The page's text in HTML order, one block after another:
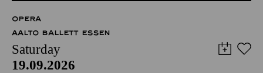
OPERA
AALTO BALLETT ESSEN
Saturday
19.09.2026